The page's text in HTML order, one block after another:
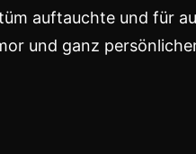
auftauchte und für
und ganz